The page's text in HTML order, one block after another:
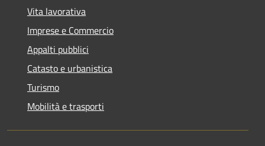
Vita lavorativa
Imprese e Commercio
Appalti pubblici
Catasto e urbanistica
Turismo
Mobilità e trasporti